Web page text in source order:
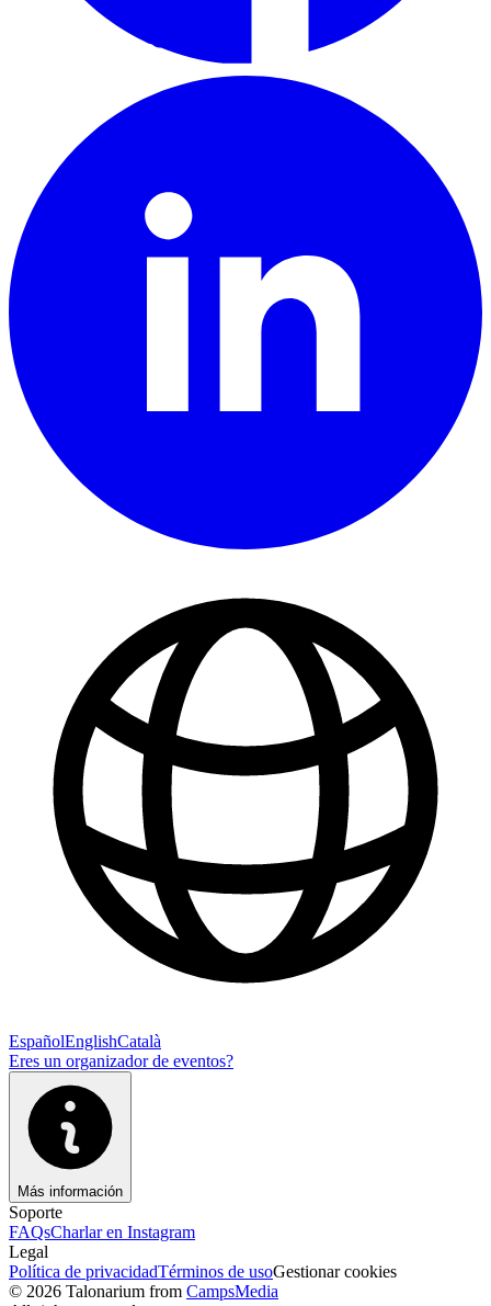
EspañolEnglishCatalà
Eres un organizador de eventos?
Más información
Soporte
FAQsCharlar en Instagram
Legal
Política de privacidadTérminos de usoGestionar cookies
© 2026 Talonarium from CampsMedia